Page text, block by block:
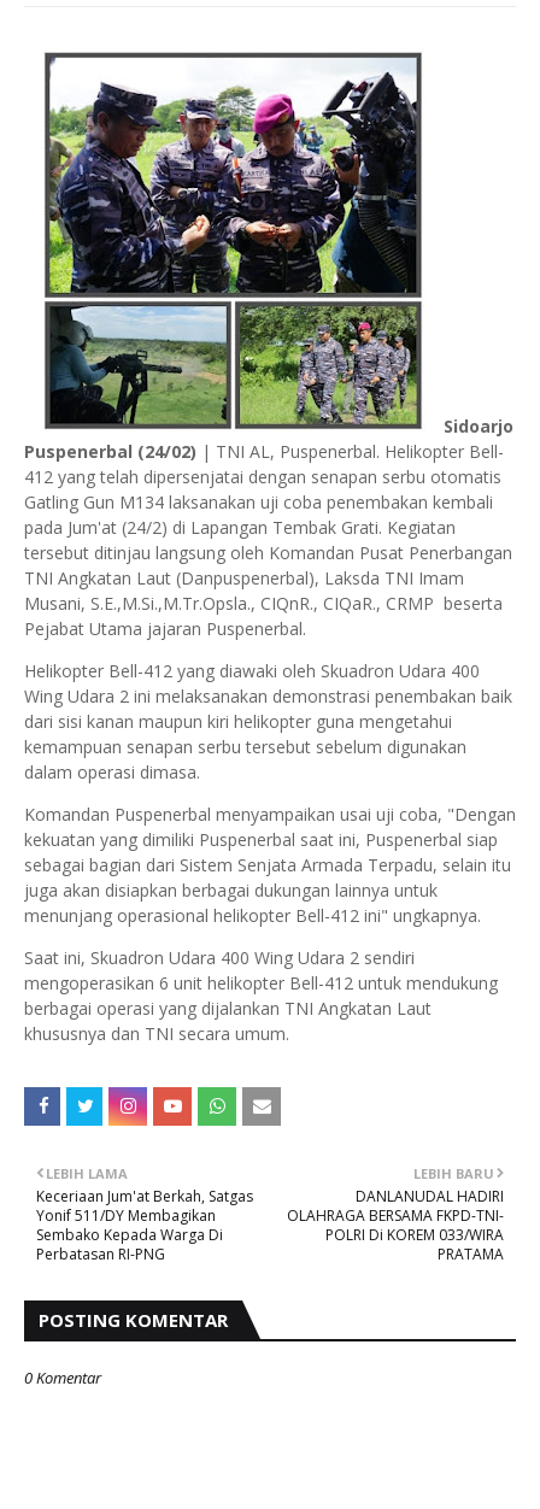
Sidoarjo
Puspenerbal (24/02) | TNI AL, Puspenerbal. Helikopter Bell-
412 yang telah dipersenjatai dengan senapan serbu otomatis
Gatling Gun M134 laksanakan uji coba penembakan kembali
pada Jum'at (24/2) di Lapangan Tembak Grati. Kegiatan
tersebut ditinjau langsung oleh Komandan Pusat Penerbangan
TNI Angkatan Laut (Danpuspenerbal), Laksda TNI Imam
Musani, S.E.,M.Si.,M.Tr.Opsla., CIQnR., CIQaR., CRMP beserta
Pejabat Utama jajaran Puspenerbal.
Helikopter Bell-412 yang diawaki oleh Skuadron Udara 400
Wing Udara 2 ini melaksanakan demonstrasi penembakan baik
dari sisi kanan maupun kiri helikopter guna mengetahui
kemampuan senapan serbu tersebut sebelum digunakan
dalam operasi dimasa.
Komandan Puspenerbal menyampaikan usai uji coba, "Dengan
kekuatan yang dimiliki Puspenerbal saat ini, Puspenerbal siap
sebagai bagian dari Sistem Senjata Armada Terpadu, selain itu
juga akan disiapkan berbagai dukungan lainnya untuk
menunjang operasional helikopter Bell-412 ini" ungkapnya.
Saat ini, Skuadron Udara 400 Wing Udara 2 sendiri
mengoperasikan 6 unit helikopter Bell-412 untuk mendukung
berbagai operasi yang dijalankan TNI Angkatan Laut
khususnya dan TNI secara umum.
LEBIH BARU
DANLANUDAL HADIRI
OLAHRAGA BERSAMA FKPD-TNI-
POLRI Di KOREM 033/WIRA
PRATAMA
LEBIH LAMA
Keceriaan Jum'at Berkah, Satgas
Yonif 511/DY Membagikan
Sembako Kepada Warga Di
Perbatasan RI-PNG
POSTING KOMENTAR
0 Komentar